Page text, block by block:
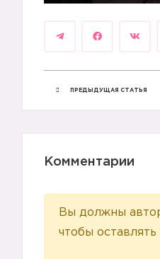
ПРЕДЫДУЩАЯ СТАТЬЯ
Комментарии
Вы должны
чтобы